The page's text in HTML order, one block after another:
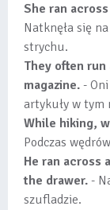
She ran
Natknęła się
strychu.
They often
magazine. -
artykuły w tym
While hiking,
Podczas
He ran across
the drawer. -
szufladzie.